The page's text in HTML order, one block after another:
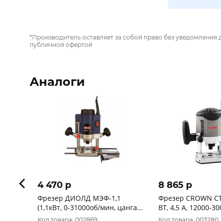
*Производитель оставляет за собой право без
публичной офертой
Аналоги
4 470 p
Фрезер ДИОЛД МЭФ-1,1
(1,1кВт, 0-31000об/мин, цанга
8мм) 10101010
8 865 p
Фрезер CROWN
ВТ, 4,5 А, 12000-
МИН)